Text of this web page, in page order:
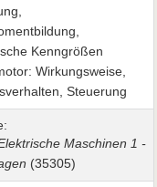
Kenngrößen
Wirkungsweise,
Steuerung
Maschinen 1 -
(35305)